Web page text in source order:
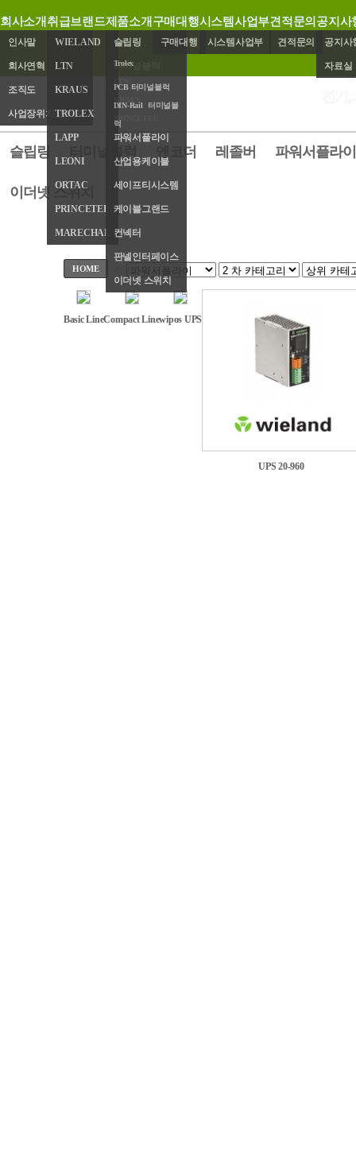
회사소개
인사말
회사연혁
조직도
사업장위치/연락처
취급브랜드
WIELAND
LTN
KRAUS
TROLEX
LAPP
LEONI
ORTAC
PRINCETEL
MARECHAL
제품소개
슬립링
Trolex
터미널블럭
PCB 터미널블럭
DIN-Rail 터미널블
럭
엔코더
파워서플라이
산업용케이블
세이프티시스템
케이블그랜드
컨넥터
판넬인터페이스
이더넷 스위치
구매대행
구매대행
시스템사업부
시스템사업부
견적문의
견적문의
공지사
공지사
자료실
슬립링 엔코더 레졸버 파워서플라이
이더넷 스위치
HOME
Basic LineCompact Linewipos UPS
UPS 20-960